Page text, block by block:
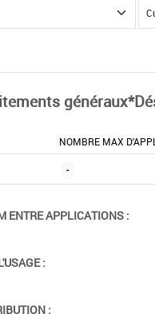
NOMBRE MAX
-
ENTRE APPLICATIONS :
:
: